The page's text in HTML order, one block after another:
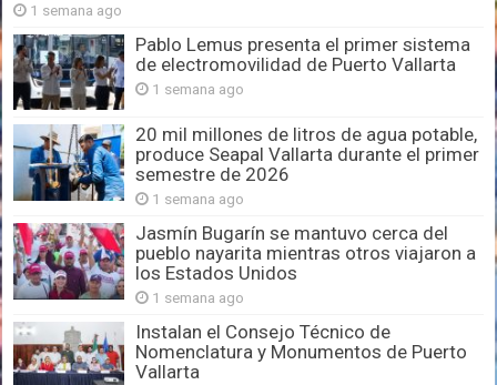
1 semana ago
Pablo Lemus presenta el primer sistema
de electromovilidad de Puerto Vallarta
1 semana ago
20 mil millones de litros de agua potable,
produce Seapal Vallarta durante el primer
semestre de 2026
1 semana ago
Jasmín Bugarín se mantuvo cerca del
pueblo nayarita mientras otros viajaron a
los Estados Unidos
1 semana ago
Instalan el Consejo Técnico de
Nomenclatura y Monumentos de Puerto
Vallarta